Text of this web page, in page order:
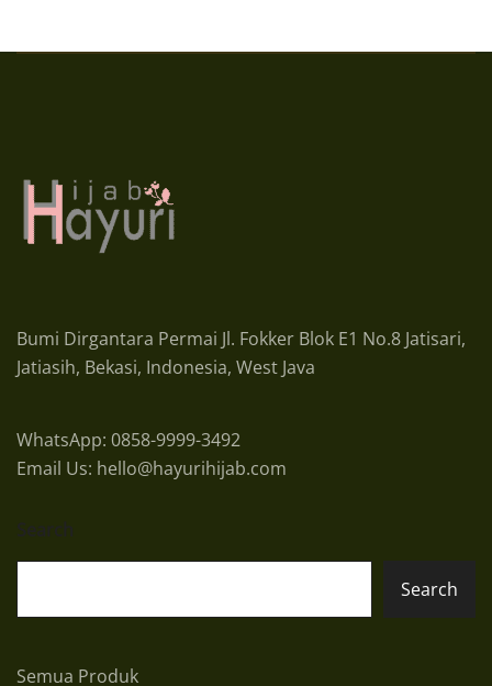
Bumi Dirgantara Permai Jl. Fokker Blok E1 No.8 Jatisari,
Jatiasih, Bekasi, Indonesia, West Java
WhatsApp: 0858-9999-3492
Email Us: hello@hayurihijab.com
Search
Search
Semua Produk